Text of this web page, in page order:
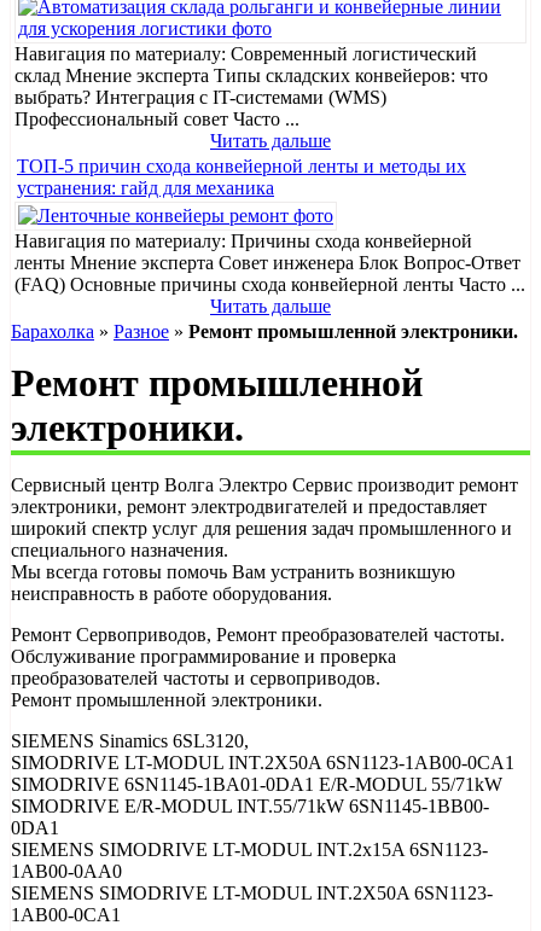
Навигация по материалу: Современный логистический
склад Мнение эксперта Типы складских конвейеров: что
выбрать? Интеграция с IT-системами (WMS)
Профессиональный совет Часто ...
Читать дальше
ТОП-5 причин схода конвейерной ленты и методы их
устранения: гайд для механика
Навигация по материалу: Причины схода конвейерной
ленты Мнение эксперта Совет инженера Блок Вопрос-Ответ
(FAQ) Основные причины схода конвейерной ленты Часто ...
Читать дальше
Барахолка » Разное » Ремонт промышленной электроники.
Ремонт промышленной
электроники.
Сервисный центр Волга Электро Сервис производит ремонт
электроники, ремонт электродвигателей и предоставляет
широкий спектр услуг для решения задач промышленного и
специального назначения.
Мы всегда готовы помочь Вам устранить возникшую
неисправность в работе оборудования.
Ремонт Сервоприводов, Ремонт преобразователей частоты.
Обслуживание программирование и проверка
преобразователей частоты и сервоприводов.
Ремонт промышленной электроники.
SIEMENS Sinamics 6SL3120,
SIMODRIVE LT-MODUL INT.2X50A 6SN1123-1AB00-0CA1
SIMODRIVE 6SN1145-1BA01-0DA1 E/R-MODUL 55/71kW
SIMODRIVE E/R-MODUL INT.55/71kW 6SN1145-1BB00-
0DA1
SIEMENS SIMODRIVE LT-MODUL INT.2x15A 6SN1123-
1AB00-0AA0
SIEMENS SIMODRIVE LT-MODUL INT.2X50A 6SN1123-
1AB00-0CA1